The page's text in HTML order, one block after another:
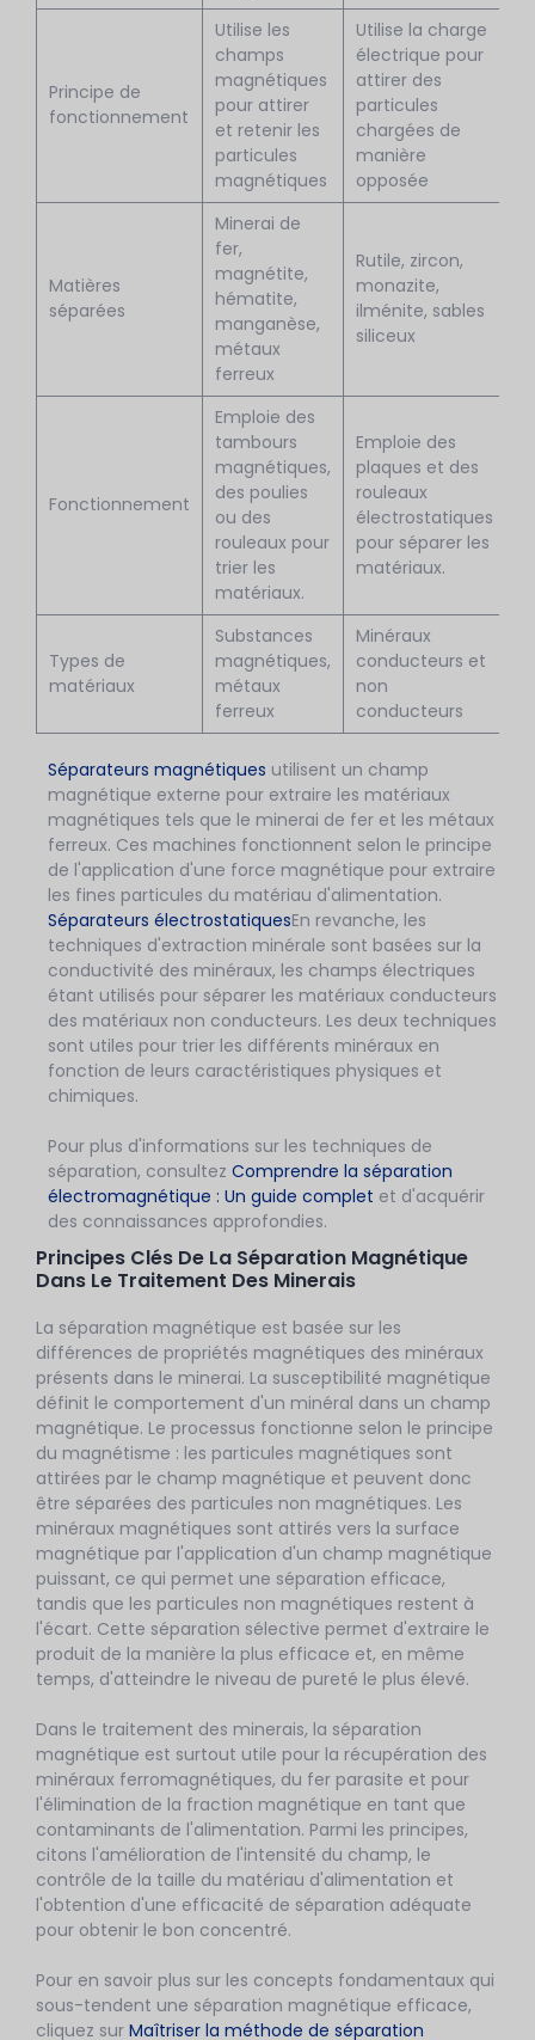
Principe de
fonctionnement
Utilise les
champs
magnétiques
pour attirer
et retenir les
particules
magnétiques
Utilise la charge
électrique pour
attirer des
particules
chargées de
manière
opposée
Matières
séparées
Minerai de
fer,
magnétite,
hématite,
manganèse,
métaux
ferreux
Rutile, zircon,
monazite,
ilménite, sables
siliceux
Fonctionnement
Emploie des
tambours
magnétiques,
des poulies
ou des
rouleaux pour
trier les
matériaux.
Emploie des
plaques et des
rouleaux
électrostatiques
pour séparer les
matériaux.
Types de
matériaux
Substances
magnétiques,
métaux
ferreux
Minéraux
conducteurs et
non
conducteurs
Séparateurs magnétiques utilisent un champ
magnétique externe pour extraire les matériaux
magnétiques tels que le minerai de fer et les métaux
ferreux. Ces machines fonctionnent selon le principe
de l'application d'une force magnétique pour extraire
les fines particules du matériau d'alimentation.
Séparateurs électrostatiquesEn revanche, les
techniques d'extraction minérale sont basées sur la
conductivité des minéraux, les champs électriques
étant utilisés pour séparer les matériaux conducteurs
des matériaux non conducteurs. Les deux techniques
sont utiles pour trier les différents minéraux en
fonction de leurs caractéristiques physiques et
chimiques.
Pour plus d'informations sur les techniques de
séparation, consultez Comprendre la séparation
électromagnétique : Un guide complet et d'acquérir
des connaissances approfondies.
Principes Clés De La Séparation Magnétique
Dans Le Traitement Des Minerais
La séparation magnétique est basée sur les
différences de propriétés magnétiques des minéraux
présents dans le minerai. La susceptibilité magnétique
définit le comportement d'un minéral dans un champ
magnétique. Le processus fonctionne selon le principe
du magnétisme : les particules magnétiques sont
attirées par le champ magnétique et peuvent donc
être séparées des particules non magnétiques. Les
minéraux magnétiques sont attirés vers la surface
magnétique par l'application d'un champ magnétique
puissant, ce qui permet une séparation efficace,
tandis que les particules non magnétiques restent à
l'écart. Cette séparation sélective permet d'extraire le
produit de la manière la plus efficace et, en même
temps, d'atteindre le niveau de pureté le plus élevé.
Dans le traitement des minerais, la séparation
magnétique est surtout utile pour la récupération des
minéraux ferromagnétiques, du fer parasite et pour
l'élimination de la fraction magnétique en tant que
contaminants de l'alimentation. Parmi les principes,
citons l'amélioration de l'intensité du champ, le
contrôle de la taille du matériau d'alimentation et
l'obtention d'une efficacité de séparation adéquate
pour obtenir le bon concentré.
Pour en savoir plus sur les concepts fondamentaux qui
sous-tendent une séparation magnétique efficace,
cliquez sur Maîtriser la méthode de séparation